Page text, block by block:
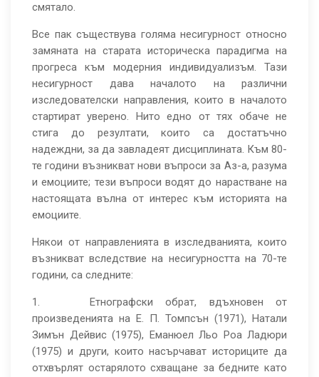
смятало.
Все пак съществува голяма несигурност относно
замяната на старата историческа парадигма на
прогреса към модерния индивидуализъм. Тази
несигурност дава началото на различни
изследователски направления, които в началото
стартират уверено. Нито едно от тях обаче не
стига до резултати, които са достатъчно
надеждни, за да завладеят дисциплината. Към 80-
те години възникват нови въпроси за Аз-а, разума
и емоциите; тези въпроси водят до нарастване на
настоящата вълна от интерес към историята на
емоциите.
Някои от направленията в изследванията, които
възникват вследствие на несигурността на 70-те
години, са следните:
1. Етнографски обрат, вдъхновен от
произведенията на Е. П. Томпсън (1971), Натали
Зимън Дейвис (1975), Еманюел Льо Роа Ладюри
(1975) и други, които насърчават историците да
отхвърлят остарялото схващане за бедните като